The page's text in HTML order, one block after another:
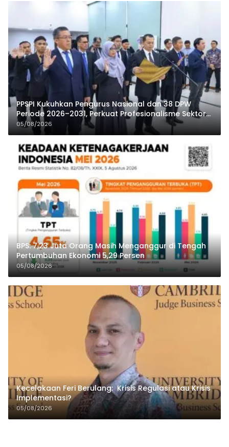
PPSPI Kukuhkan Pengurus Nasional dan 38 DPW
Periode 2026–2031, Perkuat Profesionalisme Sektor
Publik
05/08/2026
BPS: 7,23 Juta Orang Masih Menganggur di Tengah
Pertumbuhan Ekonomi 5,29 Persen
05/08/2026
Kecelakaan Feri Berulang: Krisis Regulasi atau Krisis
Implementasi?
05/08/2026